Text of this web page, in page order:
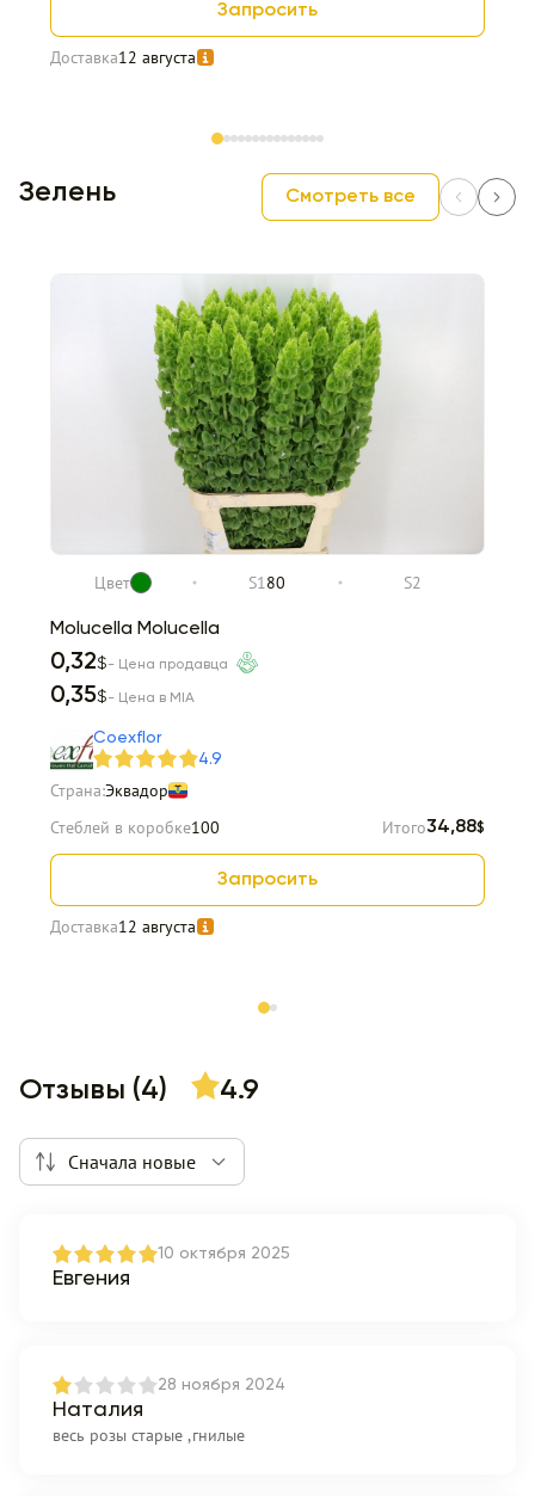
Запросить
Доставка12 августа
Зелень Смотреть все
Цвет S180 S2
Molucella Molucella
0,32$- Цена продавца
0,35$- Цена в MIA
Coexflor
4.9
Страна:Эквадор
Стеблей в коробке100 Итого34,88$
Запросить
Доставка12 августа
Отзывы (4) 4.9
Сначала новые
10 октября 2025
Евгения
28 ноября 2024
Наталия
весь розы старые ,гнилые